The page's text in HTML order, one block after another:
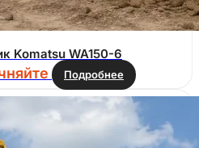
Komatsu WA150-6
Подробнее